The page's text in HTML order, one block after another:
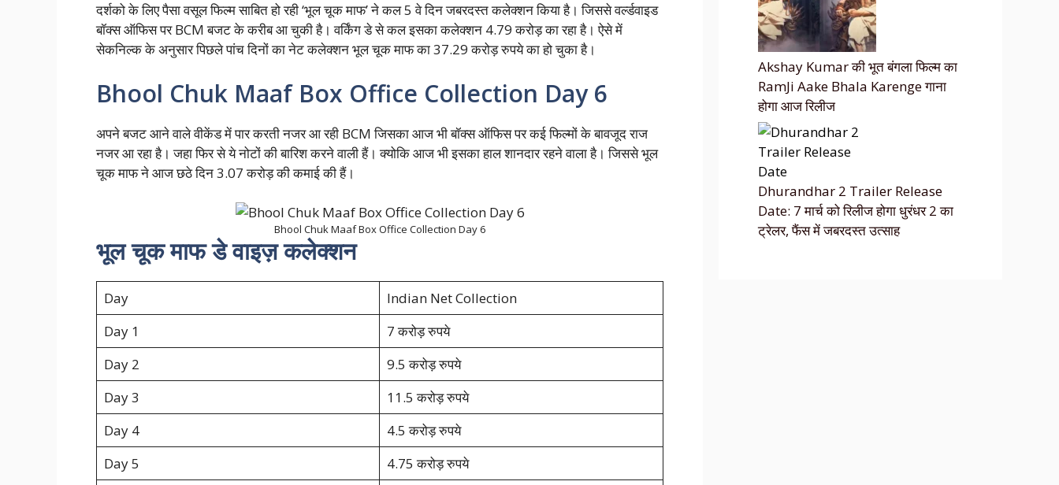
दर्शको के लिए पैसा वसूल फिल्म साबित हो रही ‘भूल चूक माफ’ ने कल 5 वे दिन जबरदस्त कलेक्शन किया है। जिससे वर्ल्डवाइड
बॉक्स ऑफिस पर BCM बजट के करीब आ चुकी है। वर्किंग डे से कल इसका कलेक्शन 4.79 करोड़ का रहा है। ऐसे में
सेकनिल्क के अनुसार पिछले पांच दिनों का नेट कलेक्शन भूल चूक माफ का 37.29 करोड़ रुपये का हो चुका है।
Bhool Chuk Maaf Box Office Collection Day 6
अपने बजट आने वाले वीकेंड में पार करती नजर आ रही BCM जिसका आज भी बॉक्स ऑफिस पर कई फिल्मों के बावजूद राज
नजर आ रहा है। जहा फिर से ये नोटों की बारिश करने वाली हैं। क्योकि आज भी इसका हाल शानदार रहने वाला है। जिससे भूल
चूक माफ ने आज छठे दिन 3.07 करोड़ की कमाई की हैं।
Bhool Chuk Maaf Box Office Collection Day 6
भूल चूक माफ डे वाइज़ कलेक्शन
Day
Indian Net Collection
Day 1
7 करोड़ रुपये
Day 2
9.5 करोड़ रुपये
Day 3
11.5 करोड़ रुपये
Day 4
4.5 करोड़ रुपये
Day 5
4.75 करोड़ रुपये
Akshay Kumar की भूत बंगला फिल्म का
RamJi Aake Bhala Karenge गाना
होगा आज रिलीज
Dhurandhar 2 Trailer Release
Date: 7 मार्च को रिलीज होगा धुरंधर 2 का
ट्रेलर, फैंस में जबरदस्त उत्साह